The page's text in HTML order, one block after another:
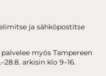
ja sähköpostitse
myös Tampereen
arkisin klo 9–16.